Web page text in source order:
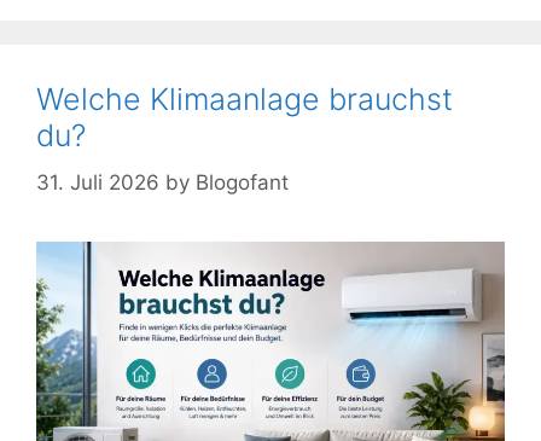
Welche Klimaanlage brauchst
du?
31. Juli 2026 by Blogofant